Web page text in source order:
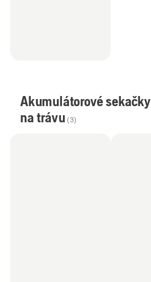
Akumulátorové sekačky
na trávu (3)